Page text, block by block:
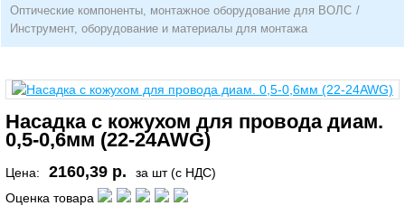
Оптические компоненты, монтажное оборудование для ВОЛС /
Инструмент, оборудование и материалы для монтажа
Насадка с кожухом для провода диам.
0,5-0,6мм (22-24AWG)
Цена: 2160,39 р.
за шт (с НДС)
Оценка товара